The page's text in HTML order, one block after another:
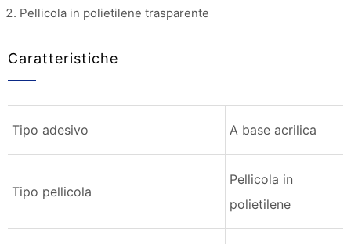
Pellicola in polietilene trasparente
Caratteristiche
Tipo adesivo A base acrilica
Tipo pellicola
Pellicola in
polietilene